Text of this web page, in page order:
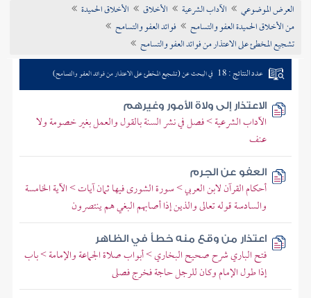
تراجم الأعلام
العرض الموضوعي الآداب الشرعية الأخلاق
الأخلاق الحميدة
من الأخلاق الحميدة العفو والتسامح
فوائد العفو والتسامح
تشجيع المخطئ على الاعتذار من فوائد العفو والتسامح
عدد النتائج : 18 في البحث عن (تشجيع المخطئ على الاعتذار من فوائد العفو والتسامح)
الاعتذار إلى ولاة الأمور وغيرهم
الآداب الشرعية > فصل في نشر السنة بالقول والعمل بغير خصومة ولا
عنف
العفو عن الجرم
أحكام القرآن لابن العربي > سورة الشورى فيها ثمان آيات > الآية الخامسة
والسادسة قوله تعالى والذين إذا أصابهم البغي هم ينتصرون
اعتذار من وقع منه خطأ في الظاهر
فتح الباري شرح صحيح البخاري > أبواب صلاة الجماعة والإمامة > باب
إذا طول الإمام وكان للرجل حاجة فخرج فصلى